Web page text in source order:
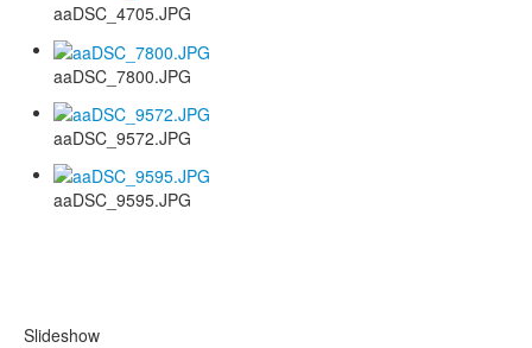
aaDSC_4705.JPG
aaDSC_7800.JPG
aaDSC_9572.JPG
aaDSC_9595.JPG
Slideshow